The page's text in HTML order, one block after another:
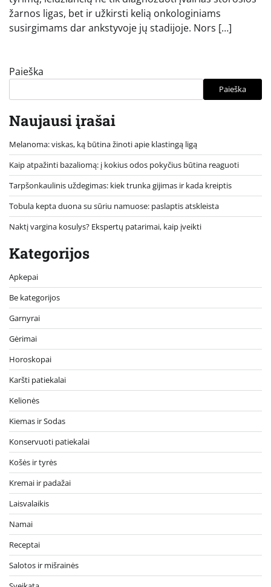
žarnos ligas, bet ir užkirsti kelią onkologiniams
susirgimams dar ankstyvoje jų stadijoje. Nors […]
Paieška
Paieška
Naujausi įrašai
Melanoma: viskas, ką būtina žinoti apie klastingą ligą
Kaip atpažinti bazaliomą: į kokius odos pokyčius būtina reaguoti
Tarpšonkaulinis uždegimas: kiek trunka gijimas ir kada kreiptis
Tobula kepta duona su sūriu namuose: paslaptis atskleista
Naktį vargina kosulys? Ekspertų patarimai, kaip įveikti
Kategorijos
Apkepai
Be kategorijos
Garnyrai
Gėrimai
Horoskopai
Karšti patiekalai
Kelionės
Kiemas ir Sodas
Konservuoti patiekalai
Košės ir tyrės
Kremai ir padažai
Laisvalaikis
Namai
Receptai
Salotos ir mišrainės